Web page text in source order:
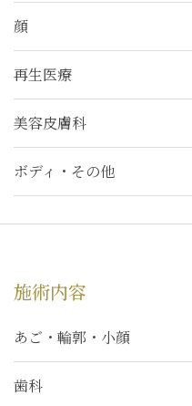
顔
再生医療
美容皮膚科
ボディ・その他
施術内容
あご・輪郭・小顔
歯科